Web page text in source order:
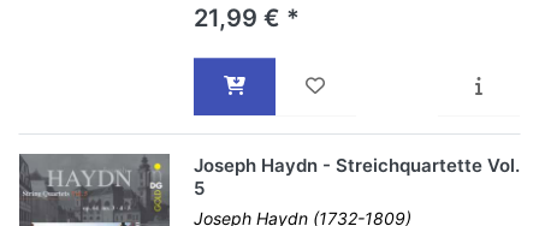
21,99 € *
Joseph Haydn - Streichquartette Vol.
5
Joseph Haydn (1732-1809)